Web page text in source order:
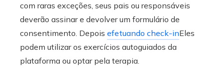
com raras exceções, seus pais ou responsáveis ​​
deverão assinar e devolver um formulário de
consentimento. Depois efetuando check-inEles
podem utilizar os exercícios autoguiados da
plataforma ou optar pela terapia.